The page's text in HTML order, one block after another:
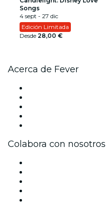
Songs
4 sept - 27 dic
Edición Limitada
Desde 28,00 €
Acerca de Fever
Colabora con nosotros